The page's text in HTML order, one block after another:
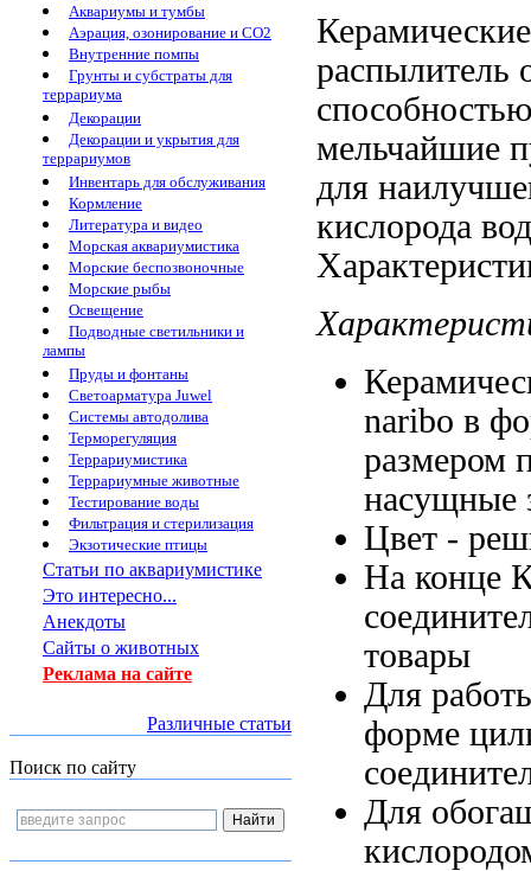
Аквариумы и тумбы
Аэрация, озонирование и CO2
Внутренние помпы
Грунты и субстраты для
террариума
Декорации
Декорации и укрытия для
террариумов
Инвентарь для обслуживания
Кормление
Литература и видео
Морская аквариумистика
Морские беспозвоночные
Морские рыбы
Освещение
Подводные светильники и
лампы
Пруды и фонтаны
Светоарматура Juwel
Системы автодолива
Терморегуляция
Террариумистика
Террариумные животные
Тестирование воды
Фильтрация и стерилизация
Экзотические птицы
Статьи по аквариумистике
Это интересно...
Анекдоты
Сайты о животных
Реклама на сайте
Различные статьи
Поиск по сайту
распылитель
мельчайшие
для
кислорода
naribo в
размером
насущные
Цвет -
На конце
товары
Для
форме
Для